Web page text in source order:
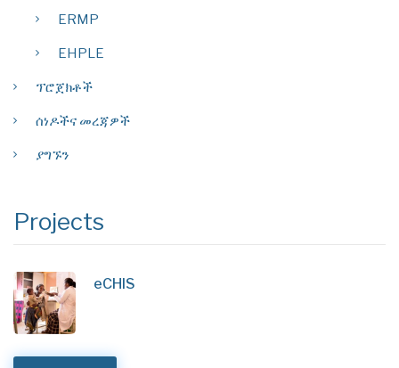
ERMP
EHPLE
ፕሮጀክቶች
ሰነዶችና መረጃዎች
ያግኙን
Projects
eCHIS